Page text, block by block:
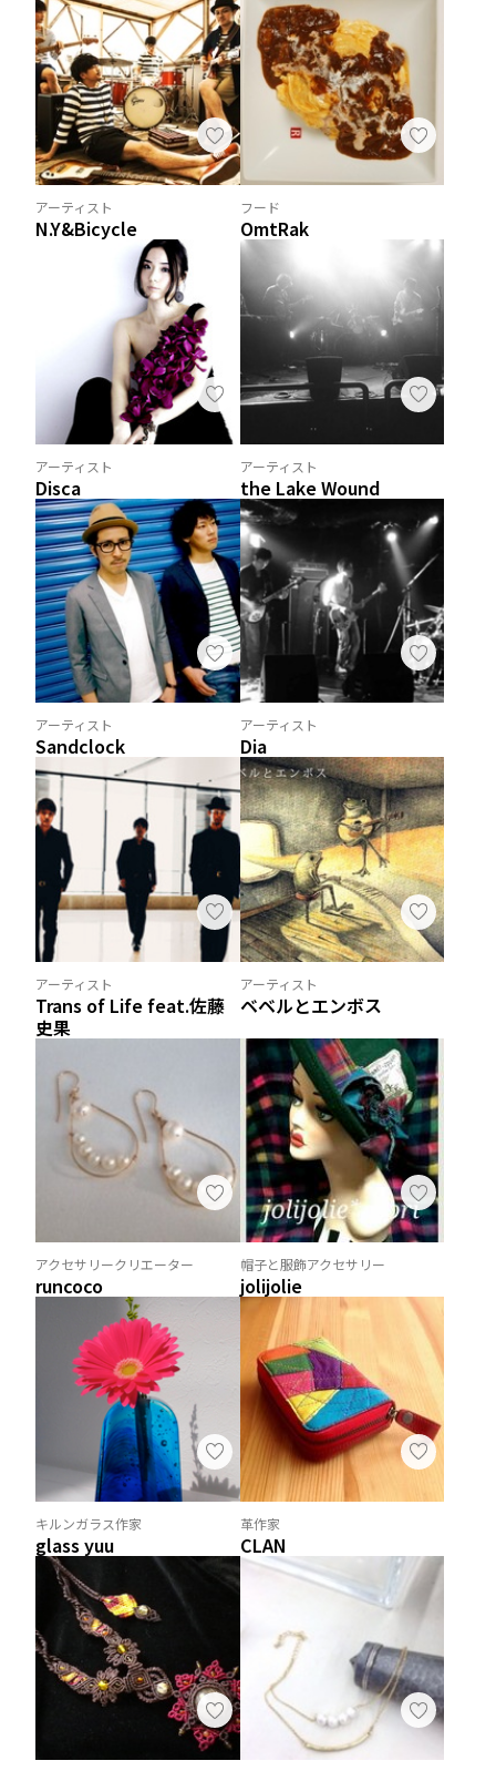
アーティスト
N.Y&Bicycle
フード
OmtRak
アーティスト
Disca
アーティスト
the Lake Wound
アーティスト
Sandclock
アーティスト
Dia
アーティスト
Trans of Life feat.佐藤
史果
アーティスト
ベベルとエンボス
アクセサリークリエーター
runcoco
帽子と服飾アクセサリー
jolijolie
キルンガラス作家
glass yuu
革作家
CLAN